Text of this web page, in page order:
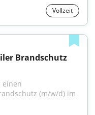
Vollzeit
Brandschutz
einen
(m/w/d) im